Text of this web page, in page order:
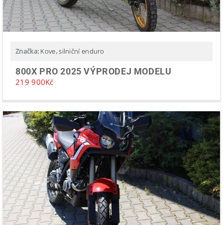
Značka: Kove,silniční enduro
800X PRO 2025 VÝPRODEJ MODELU
219 900Kč